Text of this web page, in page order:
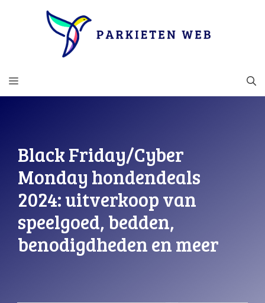
MENU
Black Friday/Cyber ​​
Monday hondendeals
2024: uitverkoop van
speelgoed, bedden,
benodigdheden en meer